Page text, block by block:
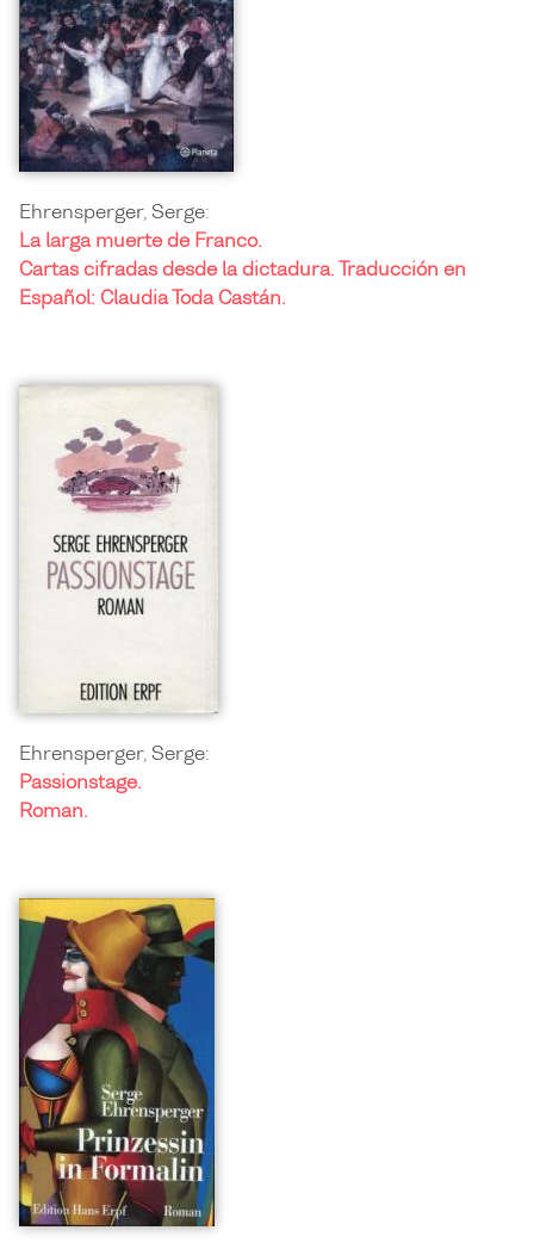
Ehrensperger, Serge:
La larga muerte de Franco.
Cartas cifradas desde la dictadura. Traducción en
Español: Claudia Toda Castán.
Ehrensperger, Serge:
Passionstage.
Roman.